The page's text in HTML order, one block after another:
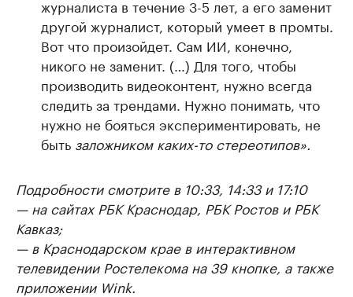
журналиста в течение 3-5 лет, а его заменит
другой журналист, который умеет в промты.
Вот что произойдет. Сам ИИ, конечно,
никого не заменит. (…) Для того, чтобы
производить видеоконтент, нужно всегда
следить за трендами. Нужно понимать, что
нужно не бояться экспериментировать, не
быть заложником каких-то стереотипов».
Подробности смотрите в 10:33, 14:33 и 17:10
— на сайтах РБК Краснодар, РБК Ростов и РБК
Кавказ;
— в Краснодарском крае в интерактивном
телевидении Ростелекома на 39 кнопке, а также
приложении Wink.